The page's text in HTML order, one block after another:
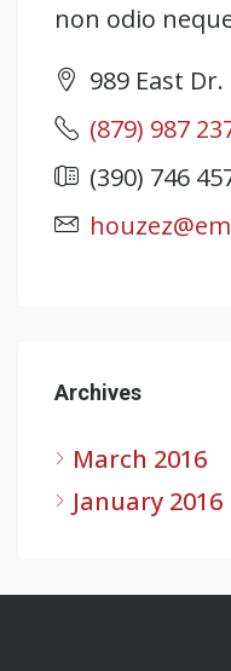
non odio
989 East
(879) 987
(390) 746
Archives
March 2016
January 2016